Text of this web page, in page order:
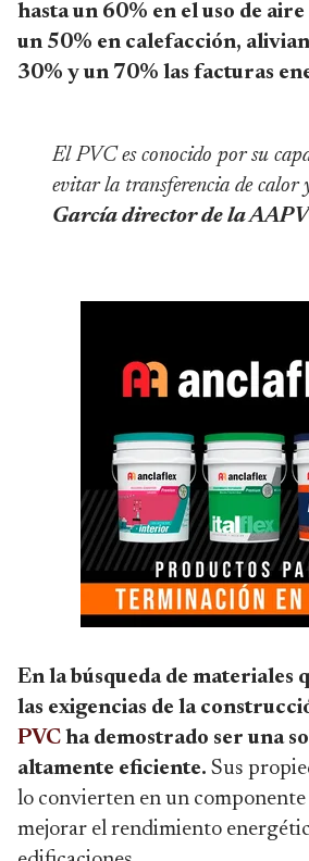
hasta un 60% en el uso de
un 50% en calefacción,
30% y un 70% las facturas
El PVC es conocido por su
evitar la transferencia de
García director de la
En la búsqueda de materiales
las exigencias de la
PVC ha demostrado ser una
altamente eficiente. Sus
lo convierten en un
mejorar el rendimiento